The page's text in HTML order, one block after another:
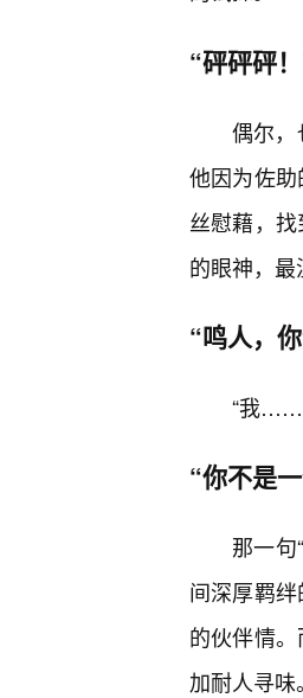
“砰砰砰
偶尔
他因为佐
丝慰藉，
的眼神，最
“鸣人，
“我……
“你不是
那一
间深厚羁
的伙伴情
加耐人寻味。